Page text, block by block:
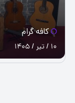
کافه گرام
10 / تیر / 1405